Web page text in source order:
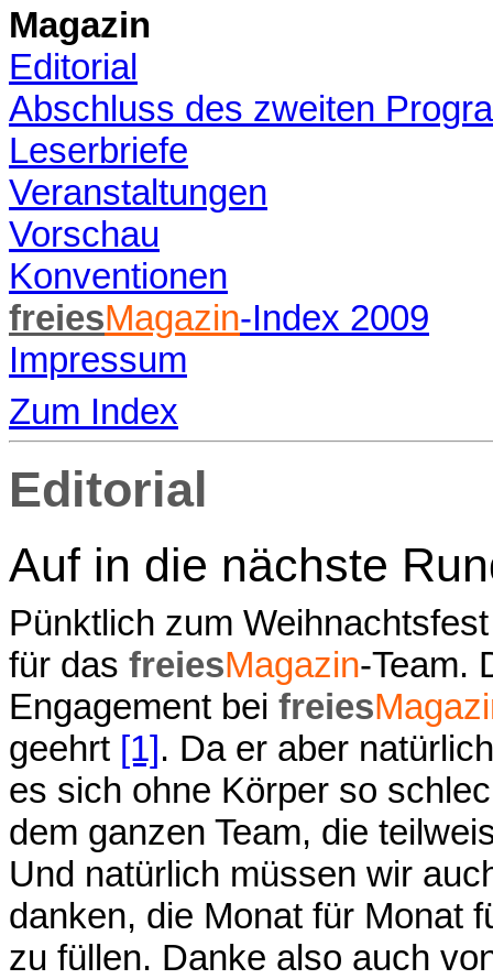
Magazin
Editorial
Abschluss des zweiten
Leserbriefe
Veranstaltungen
Vorschau
Konventionen
freiesMagazin-Index 2009
Impressum
Zum Index
Editorial
Auf in die nächste
Pünktlich zum
für das freiesMagazin-Team.
Engagement bei freies
geehrt [1]. Da er aber
es sich ohne Körper so
dem ganzen Team, die
Und natürlich müssen wir
danken, die Monat für Monat
zu füllen. Danke also auch